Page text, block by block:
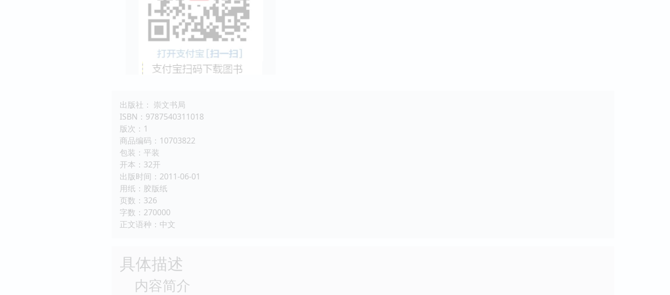
出版社： 崇文书局
ISBN：9787540311018
版次：1
商品编码：10703822
包装：平装
开本：32开
出版时间：2011-06-01
用纸：胶版纸
页数：326
字数：270000
正文语种：中文
具体描述
内容简介